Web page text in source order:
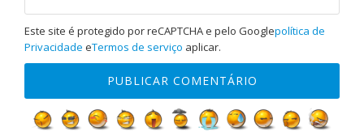
Este site é protegido por reCAPTCHA e pelo Googlepolítica de
Privacidade eTermos de serviço aplicar.